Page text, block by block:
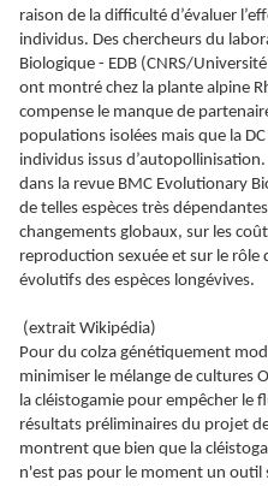
raison de la difficulté d’évaluer
individus. Des chercheurs du
Biologique - EDB (CNRS/
ont montré chez la plante alpine
compense le manque de
populations isolées mais que la
individus issus
dans la revue BMC Evolutionary
de telles espèces très
changements globaux, sur les
reproduction sexuée et sur le rôle
évolutifs des espèces longévives.
(extrait Wikipédia)
Pour du colza génétiquement
minimiser le mélange de cultures
la cléistogamie pour empêcher le
résultats préliminaires du projet
montrent que bien que la
n'est pas pour le moment un